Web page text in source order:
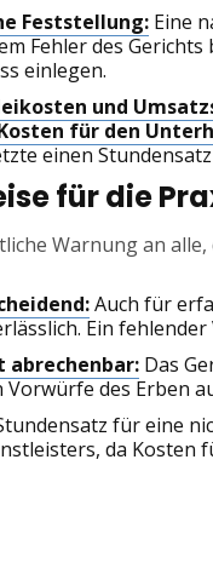
Feststellung: Eine
Fehler des
einlegen.
und
für den
einen
für die
Warnung an
Auch für
Ein
Das
des Erben
für eine
da Kosten